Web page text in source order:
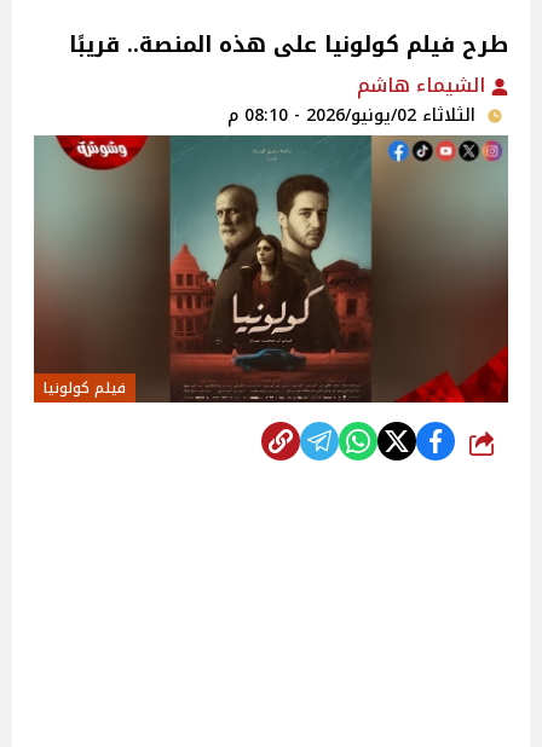
طرح فيلم كولونيا على هذه المنصة.. قريبًا
الشيماء هاشم
الثلاثاء 02/يونيو/2026 - 08:10 م
فيلم كولونيا
شارك